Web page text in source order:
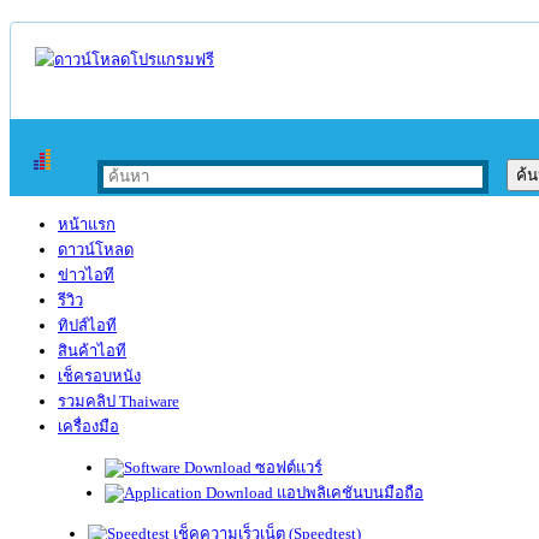
หน้าแรก
ดาวน์โหลด
ข่าวไอที
รีวิว
ทิปส์ไอที
สินค้าไอที
เช็ครอบหนัง
รวมคลิป Thaiware
เครื่องมือ
ซอฟต์แวร์
แอปพลิเคชันบนมือถือ
เช็คความเร็วเน็ต (Speedtest)